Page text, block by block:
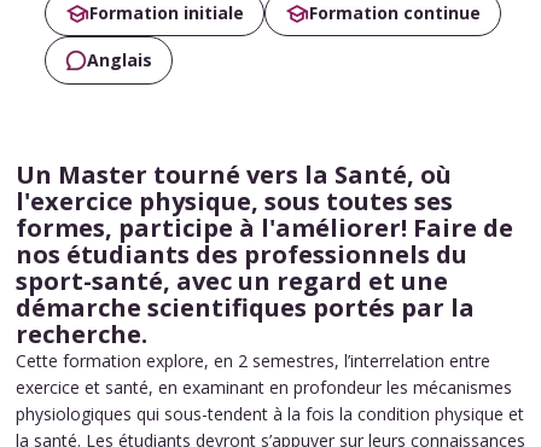
Formation initiale Formation continue
Anglais
Un Master tourné vers la Santé, où
l'exercice physique, sous toutes ses
formes, participe à l'améliorer! Faire de
nos étudiants des professionnels du
sport-santé, avec un regard et une
démarche scientifiques portés par la
recherche.
Cette formation explore, en 2 semestres, l’interrelation entre
exercice et santé, en examinant en profondeur les mécanismes
physiologiques qui sous-tendent à la fois la condition physique et
la santé. Les étudiants devront s’appuyer sur leurs connaissances